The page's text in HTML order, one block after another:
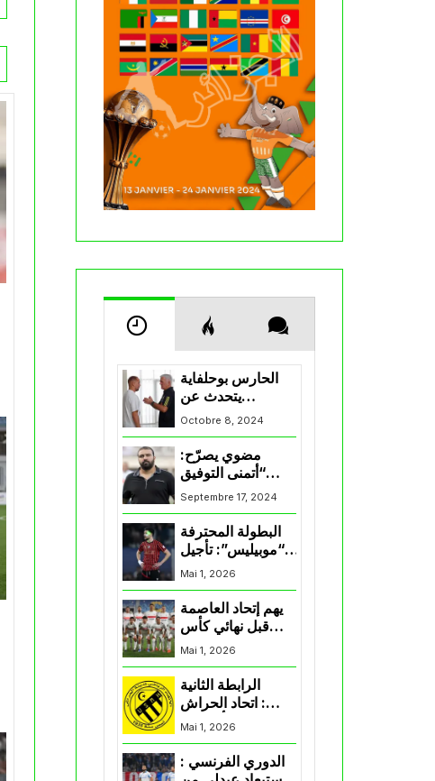
الحارس بوحلفاية
يتحدث عن
طموحاته مع
المنتخب و شباب
قسنطينة
Octobre 8, 2024
مضوي يصرّح:
“أتمنى التوفيق
لممثلي الكرة
الجزائرية في
Septembre 17, 2024
البطولة المحترفة
“موبيليس”: تأجيل
مباراة إتحاد
العاصمة وأتلتيك
بارادو
Mai 1, 2026
يهم إتحاد العاصمة
قبل نهائي كأس
اكاف : الزمالك
يسقط بثلاثية أمام
Mai 1, 2026
الرابطة الثانية
: اتحاد الحراش
يحسم التأهل إلى
“البلاي أوف”
Mai 1, 2026
الدوري الفرنسي :